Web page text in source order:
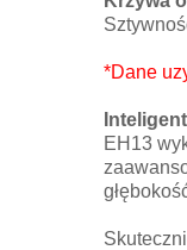
*Dane
EH13